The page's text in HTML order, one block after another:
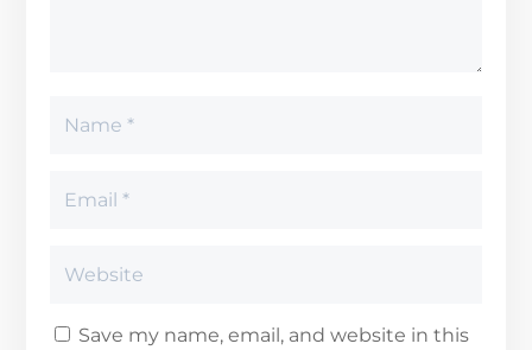
Save my name, email, and website in this